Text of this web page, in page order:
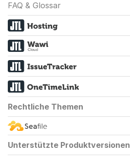
FAQ & Glossar
Rechtliche Themen
Unterstützte Produktversionen